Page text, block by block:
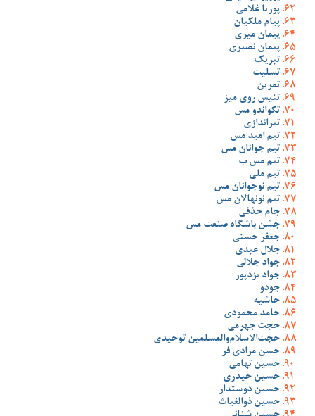
پوریا غلامی
پیام ملکیان
پیمان میری
پیمان نصیری
تبریک
تسلیت
تمرین
تنیس روی میز
تکواندو مس
تیراندازی
تیم امید مس
تیم جوانان مس
تیم مس ب
تیم ملی
تیم نوجوانان مس
تیم نونهالان مس
جام حذفی
جشن باشگاه صنعت مس
جعفر حسنی
جلال عبدی
جواد جلالی
جواد یزدپور
جودو
حاشیه
حامد محمودی
حجت جهرمی
حجت‌الاسلام‌والمسلمین توحیدی
حسن مرادی فر
حسین تهامی
حسین حیدری
حسین دوستدار
حسین ذوالغیاث